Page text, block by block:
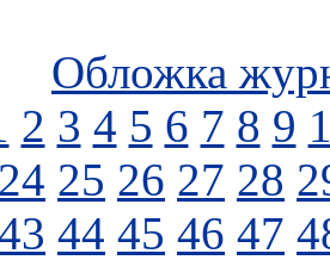
Обложка
2 3 4 5 6 7 8 9
24 25 26 27 28
44 45 46 47